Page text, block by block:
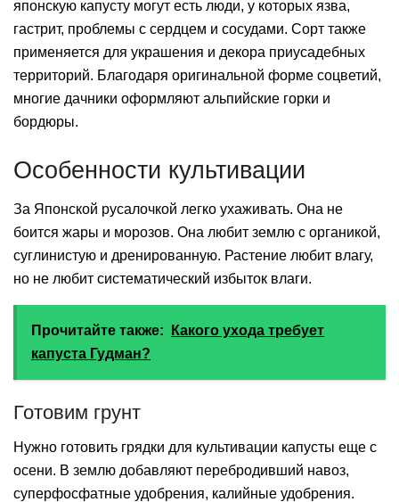
японскую капусту могут есть люди, у которых язва,
гастрит, проблемы с сердцем и сосудами. Сорт также
применяется для украшения и декора приусадебных
территорий. Благодаря оригинальной форме соцветий,
многие дачники оформляют альпийские горки и
бордюры.
Особенности культивации
За Японской русалочкой легко ухаживать. Она не
боится жары и морозов. Она любит землю с органикой,
суглинистую и дренированную. Растение любит влагу,
но не любит систематический избыток влаги.
Прочитайте также:
Какого ухода требует
капуста Гудман?
Готовим грунт
Нужно готовить грядки для культивации капусты еще с
осени. В землю добавляют перебродивший навоз,
суперфосфатные удобрения, калийные удобрения.